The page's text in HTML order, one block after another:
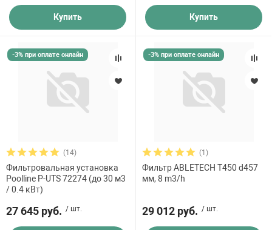
Купить Купить
-3% при оплате онлайн
(14)
Фильтровальная установка
Poolline P-UTS 72274 (до 30 м3
/ 0.4 кВт)
27 645 руб. / шт.
-3% при оплате онлайн
(1)
Фильтр ABLETECH T450 d457
мм, 8 m3/h
29 012 руб. / шт.